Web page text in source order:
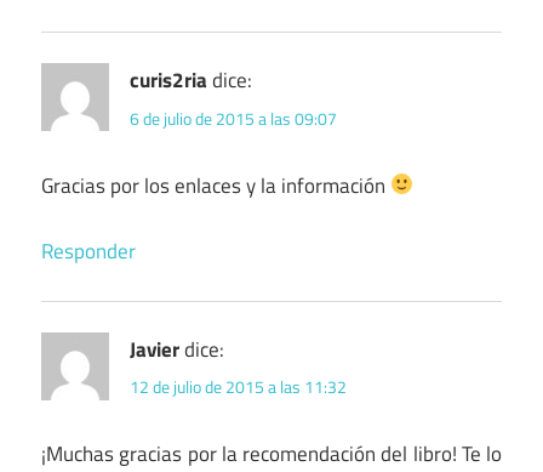
curis2riadice:
6 de julio de 2015 a las 09:07
Gracias por los enlaces y la información
Responder
Javierdice:
12 de julio de 2015 a las 11:32
¡Muchas gracias por la recomendación del libro! Te lo